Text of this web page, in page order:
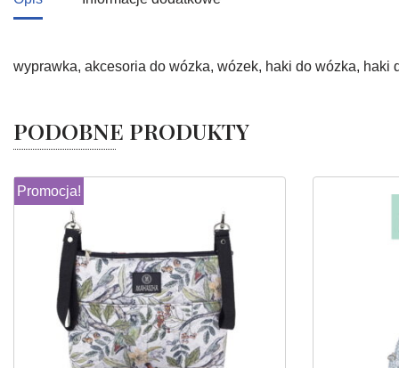
wyprawka, akcesoria do wózka, wózek, haki do wózka, haki
PODOBNE PRODUKTY
Promocja!